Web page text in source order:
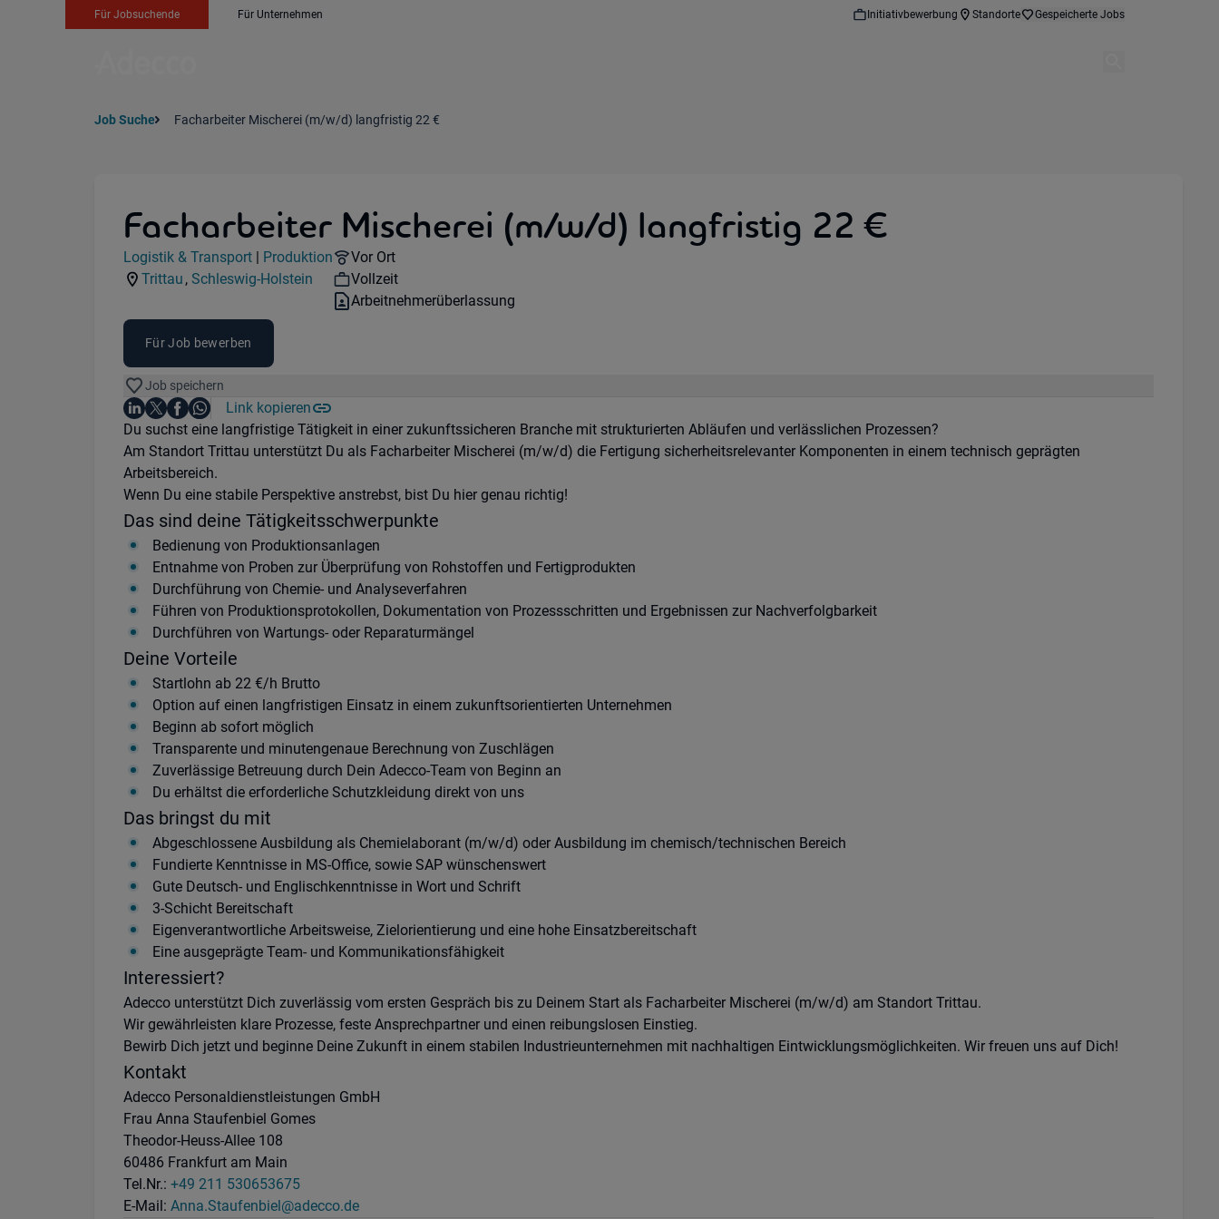
Für Jobsuchende Für Unternehmen Initiativbewerbung Standorte Gespeicherte Jobs
Job Suche Facharbeiter Mischerei (m/w/d) langfristig 22 €
Facharbeiter Mischerei (m/w/d) langfristig 22 €
Jobdetails
Kategorie:
Logistik & Transport |
Industry:
Produktion
Standorte:
Trittau ,
Region:
Schleswig-Holstein
Remote Option:
Vor Ort
Workhours:
Vollzeit
Vertragsart:
Arbeitnehmerüberlassung
Für Job bewerben
Job speichern
Teile diesen Job
Auf LinkedIn teilen
Auf X teilen
Auf Facebook teilen
Auf WhatsApp teilen
Link kopieren
Einleitung
Du suchst eine langfristige Tätigkeit in einer zukunftssicheren Branche mit strukturierten Abläufen und verlässlichen Prozessen?
Am Standort Trittau unterstützt Du als Facharbeiter Mischerei (m/w/d) die Fertigung sicherheitsrelevanter Komponenten in einem technisch geprägten
Arbeitsbereich.
Wenn Du eine stabile Perspektive anstrebst, bist Du hier genau richtig!
Das sind deine Tätigkeitsschwerpunkte
Bedienung von Produktionsanlagen
Entnahme von Proben zur Überprüfung von Rohstoffen und Fertigprodukten
Durchführung von Chemie- und Analyseverfahren
Führen von Produktionsprotokollen, Dokumentation von Prozessschritten und Ergebnissen zur Nachverfolgbarkeit
Durchführen von Wartungs- oder Reparaturmängel
Deine Vorteile
Startlohn ab 22 €/h Brutto
Option auf einen langfristigen Einsatz in einem zukunftsorientierten Unternehmen
Beginn ab sofort möglich
Transparente und minutengenaue Berechnung von Zuschlägen
Zuverlässige Betreuung durch Dein Adecco-Team von Beginn an
Du erhältst die erforderliche Schutzkleidung direkt von uns
Das bringst du mit
Abgeschlossene Ausbildung als Chemielaborant (m/w/d) oder Ausbildung im chemisch/technischen Bereich
Fundierte Kenntnisse in MS-Office, sowie SAP wünschenswert
Gute Deutsch- und Englischkenntnisse in Wort und Schrift
3-Schicht Bereitschaft
Eigenverantwortliche Arbeitsweise, Zielorientierung und eine hohe Einsatzbereitschaft
Eine ausgeprägte Team- und Kommunikationsfähigkeit
Interessiert?
Adecco unterstützt Dich zuverlässig vom ersten Gespräch bis zu Deinem Start als Facharbeiter Mischerei (m/w/d) am Standort Trittau.
Wir gewährleisten klare Prozesse, feste Ansprechpartner und einen reibungslosen Einstieg.
Bewirb Dich jetzt und beginne Deine Zukunft in einem stabilen Industrieunternehmen mit nachhaltigen Eintwicklungsmöglichkeiten. Wir freuen uns auf Dich!
Kontakt
Adecco Personaldienstleistungen GmbH
Frau Anna Staufenbiel Gomes
Theodor-Heuss-Allee 108
60486 Frankfurt am Main
Tel.Nr.: +49 211 530653675
E-Mail: Anna.Staufenbiel@adecco.de